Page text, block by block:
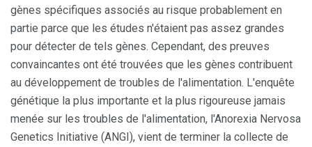
gènes spécifiques associés au risque probablement en
partie parce que les études n'étaient pas assez grandes
pour détecter de tels gènes. Cependant, des preuves
convaincantes ont été trouvées que les gènes contribuent
au développement de troubles de l'alimentation. L'enquête
génétique la plus importante et la plus rigoureuse jamais
menée sur les troubles de l'alimentation, l'Anorexia Nervosa
Genetics Initiative (ANGI), vient de terminer la collecte de